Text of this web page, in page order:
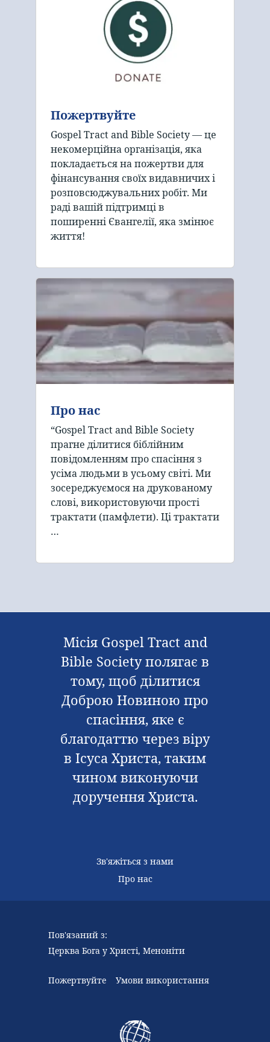
Пожертвуйте
Gospel Tract and Bible Society — це
некомерційна організація, яка
покладається на пожертви для
фінансування своїх видавничих і
розповсюджувальних робіт. Ми
раді вашій підтримці в
поширенні Євангелії, яка змінює
життя!
Про нас
“Gospel Tract and Bible Society
прагне ділитися біблійним
повідомленням про спасіння з
усіма людьми в усьому світі. Ми
зосереджуємося на друкованому
слові, використовуючи прості
трактати (памфлети). Ці трактати
…
Місія Gospel Tract and
Bible Society полягає в
тому, щоб ділитися
Доброю Новиною про
спасіння, яке є
благодаттю через віру
в Ісуса Христа, таким
чином виконуючи
доручення Христа.
Зв'яжіться з нами
Про нас
Пов'язаний з:
Церква Бога у Христі, Меноніти
Пожертвуйте Умови використання